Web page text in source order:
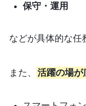
保守・運用
などが具体的な任
また、 活躍の場が